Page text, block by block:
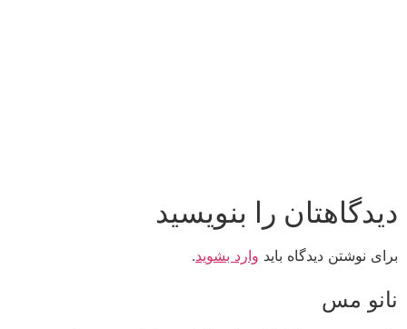
دیدگاهتان را بنویسید
برای نوشتن دیدگاه باید وارد بشوید.
نانو مس